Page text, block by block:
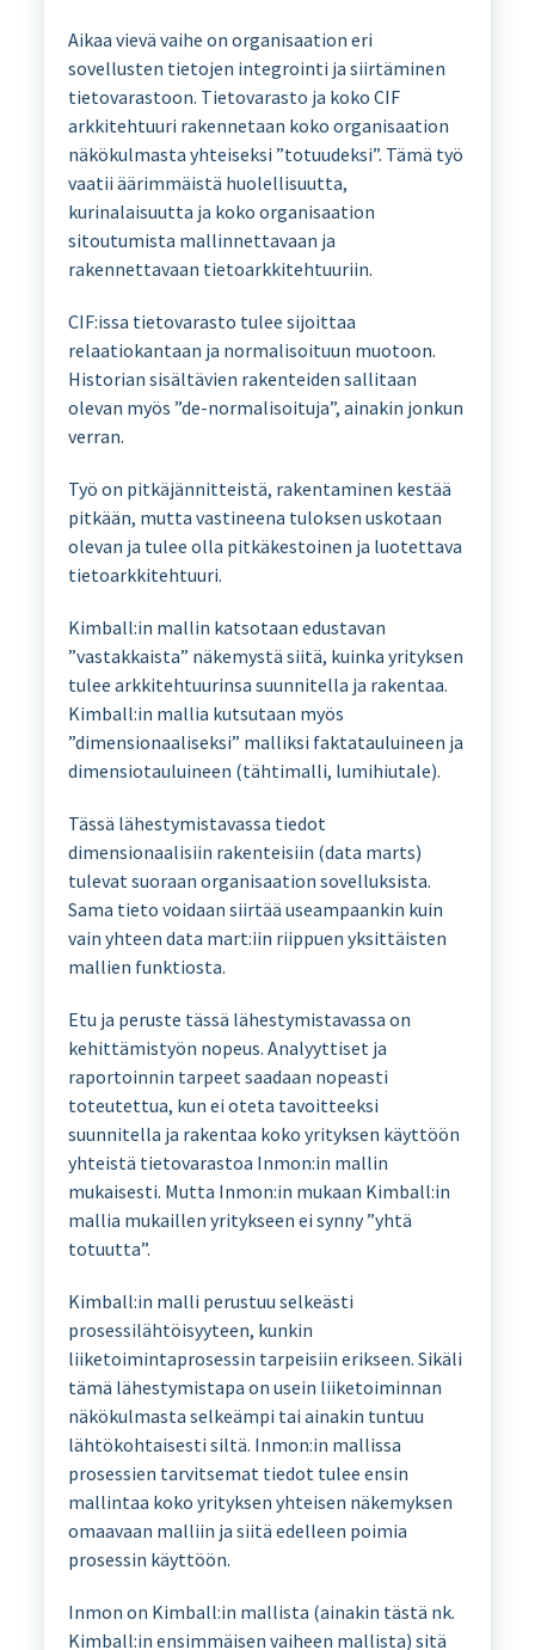
Aikaa vievä vaihe on organisaation eri
sovellusten tietojen integrointi ja siirtäminen
tietovarastoon. Tietovarasto ja koko CIF
arkkitehtuuri rakennetaan koko organisaation
näkökulmasta yhteiseksi ”totuudeksi”. Tämä työ
vaatii äärimmäistä huolellisuutta,
kurinalaisuutta ja koko organisaation
sitoutumista mallinnettavaan ja
rakennettavaan tietoarkkitehtuuriin.
CIF:issa tietovarasto tulee sijoittaa
relaatiokantaan ja normalisoituun muotoon.
Historian sisältävien rakenteiden sallitaan
olevan myös ”de-normalisoituja”, ainakin jonkun
verran.
Työ on pitkäjännitteistä, rakentaminen kestää
pitkään, mutta vastineena tuloksen uskotaan
olevan ja tulee olla pitkäkestoinen ja luotettava
tietoarkkitehtuuri.
Kimball:in mallin katsotaan edustavan
”vastakkaista” näkemystä siitä, kuinka yrityksen
tulee arkkitehtuurinsa suunnitella ja rakentaa.
Kimball:in mallia kutsutaan myös
”dimensionaaliseksi” malliksi faktatauluineen ja
dimensiotauluineen (tähtimalli, lumihiutale).
Tässä lähestymistavassa tiedot
dimensionaalisiin rakenteisiin (data marts)
tulevat suoraan organisaation sovelluksista.
Sama tieto voidaan siirtää useampaankin kuin
vain yhteen data mart:iin riippuen yksittäisten
mallien funktiosta.
Etu ja peruste tässä lähestymistavassa on
kehittämistyön nopeus. Analyyttiset ja
raportoinnin tarpeet saadaan nopeasti
toteutettua, kun ei oteta tavoitteeksi
suunnitella ja rakentaa koko yrityksen käyttöön
yhteistä tietovarastoa Inmon:in mallin
mukaisesti. Mutta Inmon:in mukaan Kimball:in
mallia mukaillen yritykseen ei synny ”yhtä
totuutta”.
Kimball:in malli perustuu selkeästi
prosessilähtöisyyteen, kunkin
liiketoimintaprosessin tarpeisiin erikseen. Sikäli
tämä lähestymistapa on usein liiketoiminnan
näkökulmasta selkeämpi tai ainakin tuntuu
lähtökohtaisesti siltä. Inmon:in mallissa
prosessien tarvitsemat tiedot tulee ensin
mallintaa koko yrityksen yhteisen näkemyksen
omaavaan malliin ja siitä edelleen poimia
prosessin käyttöön.
Inmon on Kimball:in mallista (ainakin tästä nk.
Kimball:in ensimmäisen vaiheen mallista) sitä